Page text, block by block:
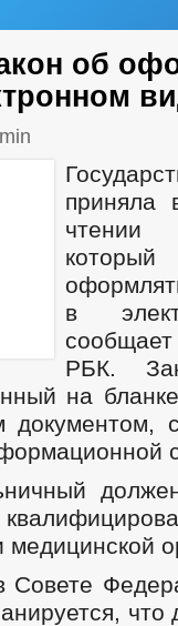
об
приняла
чтении
в
РБК.
на
документом,
медицинской
Совете
что